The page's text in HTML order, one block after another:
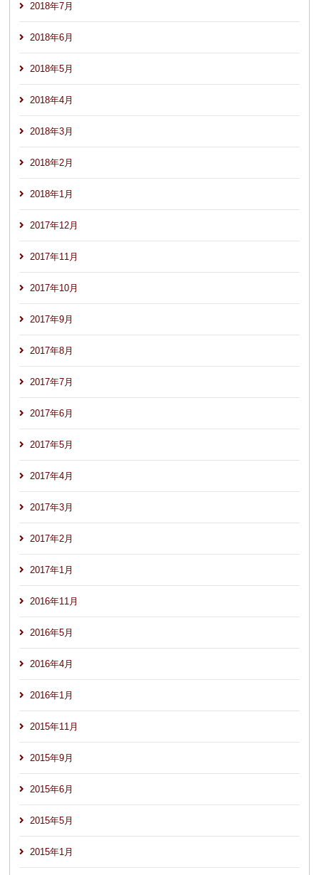
2018年7月
2018年6月
2018年5月
2018年4月
2018年3月
2018年2月
2018年1月
2017年12月
2017年11月
2017年10月
2017年9月
2017年8月
2017年7月
2017年6月
2017年5月
2017年4月
2017年3月
2017年2月
2017年1月
2016年11月
2016年5月
2016年4月
2016年1月
2015年11月
2015年9月
2015年6月
2015年5月
2015年1月